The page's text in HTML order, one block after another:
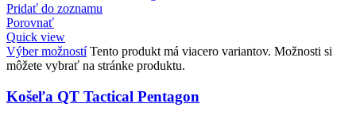
Pridať do zoznamu
Porovnať
Quick view
Výber možností Tento produkt má viacero variantov. Možnosti si
môžete vybrať na stránke produktu.
Košeľa QT Tactical Pentagon